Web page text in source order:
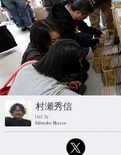
村瀬秀信
text by
Hidenobu Murase